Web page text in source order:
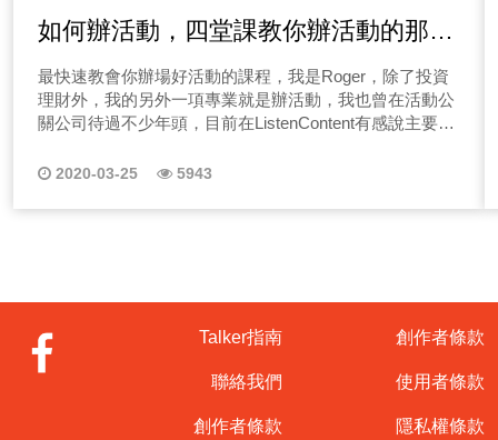
Podcast節目的人這麼多，我如何能脫穎而出呢？為什麼
聽眾要聽我的節目呢？跟著我們思考三件事情： (一)找
到清晰定位 很多人搞不清楚定位是什麼？其實沒有這麼困
難，就是如何給予明確的收聽理由是關鍵。 (二)市場獨特
性 你在市場上、產業上的獨特性是什麼，能否透過各種角
度詮釋、灌輸呢？ (三)如何經營生活 你創造了什麼樣的生
的資訊嗎？在第二集的節目，我們就會來跟你聊一聊，如
何讓Podcast節目吸引聽眾固定收聽？請一定要點選旁邊
呢？ 在第三集節目我們來教大家如何能在經營初期就能接
的排斥感呢？接業配是需要一個時間性的，大家可以參考
以下步驟： (一)嘗試開箱體驗 先能有作品很重要！鎖定
好你的聽眾輪廓群，找到他們會需要的產品，嘗試開箱體
如何辦活動，四堂課教你辦活動的那些
大小事
最快速教會你辦場好活動的課程，我是Roger，除了投資
理財外，我的另外一項專業就是辦活動，我也曾在活動公
關公司待過不少年頭，目前在ListenContent有感說主要負
動等等。 說到辦活動相信不少人都有經驗，那辦活動這
關活動，還是小小的聚餐、生日party，相信大家多少都有
難，請聽我娓娓道來！你也想要辦活動卻又沒有經驗嗎？
最近有個朋友突然跑來跟我求救，慘了！公司的中秋員工
活動突然叫我辦！完全沒想法呀~別擔心！只要掌握兩大
2020-03-25 5943
Talker指南
聯絡我們
創作者條款
創作者條款
使用者條款
隱私權條款